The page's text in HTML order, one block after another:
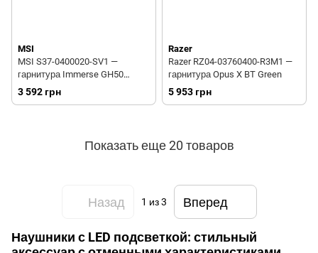
MSI
MSI S37-0400020-SV1 —
гарнитура Immerse GH50
GAMING Headset
3 592 грн
Razer
Razer RZ04-03760400-R3M1 —
гарнитура Opus X BT Green
5 953 грн
Показать еще 20 товаров
Назад 1 из 3 Вперед
Наушники с LED подсветкой: стильный